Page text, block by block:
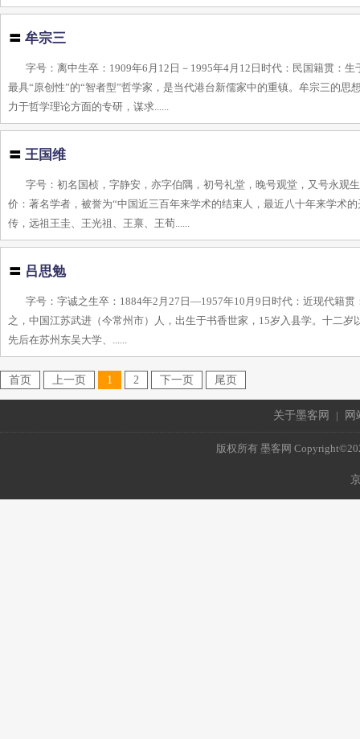
〓牟宗三
字号：离中生卒：1909年6月12日－1995年4月12日时代：民国籍贯：
最具“原创性”的“智者型”哲学家，是当代港台新儒家中的重镇。牟宗三的
力于哲学理论方面的专研，谋求......
〓王国维
字号：初名国桢，字静安，亦字伯隅，初号礼堂，晚号观堂，又号永观
价：著名学者，被誉为“中国近三百年来学术的结束人，最近八十年来学术
传，远祖王圭、王光祖、王禀、王荀......
〓 吕思勉
字号：字诚之生卒：1884年2月27日—1957年10月9日时代：近现代籍
之，中国江苏武进（今常州市）人，出生于书香世家，15岁入县学。十二
先后在苏州东吴大学、......
首页 上一页 1 2 下一页 尾页
关于墨客网 | 网
版权所有 墨客网